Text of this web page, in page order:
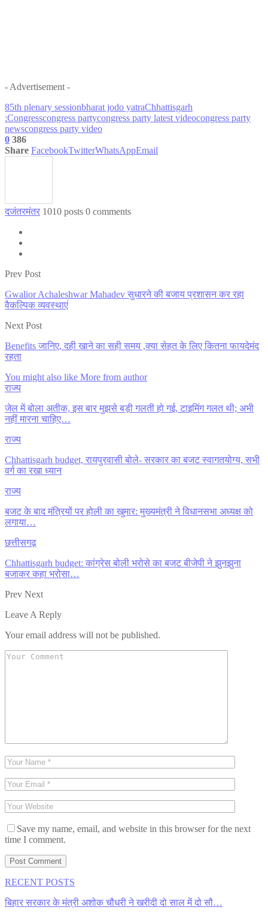
- Advertisement -
85th plenary sessionbharat jodo yatraChhattisgarh
:Congresscongress partycongress party latest videocongress party
newscongress party video
0 386
Share FacebookTwitterWhatsAppEmail
दजंतरमंतर 1010 posts 0 comments
Prev Post
Gwalior Achaleshwar Mahadev सुधारने की बजाय प्रशासन कर रहा
वैकल्पिक व्यवस्थाएं
Next Post
Benefits जानिए, दही खाने का सही समय ,क्या सेहत के लिए कितना फायदेमंद
रहता
You might also like More from author
राज्य
जेल में बोला अतीक, इस बार मुझसे बड़ी गलती हो गई, टाइमिंग गलत थी; अभी
नहीं मारना चाहिए…
राज्य
Chhattisgarh budget, रायपुरवासी बोले- सरकार का बजट स्वागतयोग्य, सभी
वर्ग का रखा ध्यान
राज्य
बजट के बाद मंत्रियों पर होली का खुमार: मुख्यमंत्री ने विधानसभा अध्यक्ष को
लगाया…
छत्तीसगढ़
Chhattisgarh budget: कांग्रेस बोली भरोसे का बजट बीजेपी ने झुनझुना
बजाकर कहा भरोसा…
Prev Next
Leave A Reply
Your email address will not be published.
Save my name, email, and website in this browser for the next
time I comment.
RECENT POSTS
बिहार सरकार के मंत्री अशोक चौधरी ने खरीदी दो साल में दो सौ…